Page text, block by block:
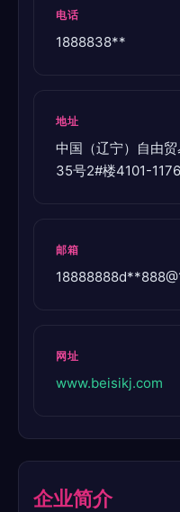
电话
1888838**
地址
中国（辽宁）自由
35号2#楼4101-
邮箱
18888888d**
网址
www.beisikj.com
企业简介